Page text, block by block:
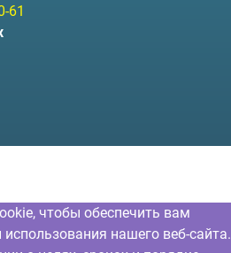
61
чтобы обеспечить вам
нашего веб-сайта.